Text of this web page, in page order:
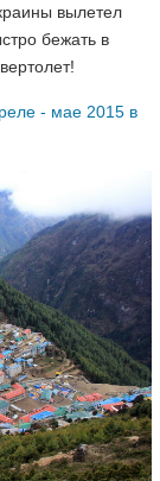
вылетел
бежать в
- мае 2015 в